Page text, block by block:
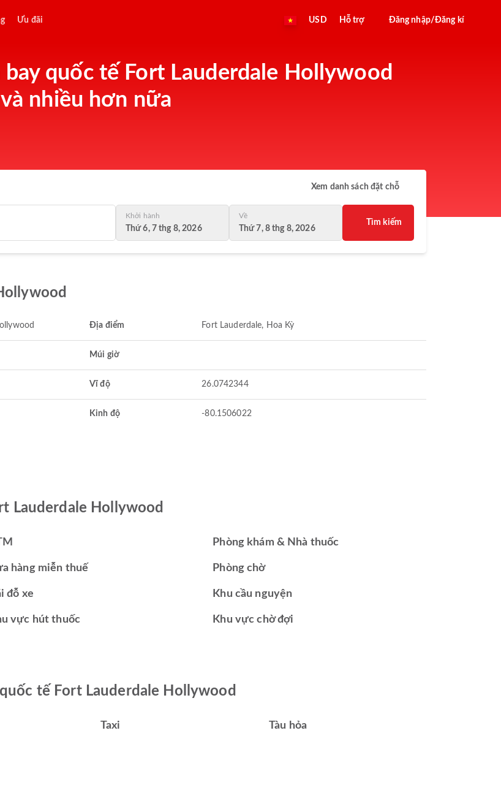
Ưu đãi USD Hỗ trợ Đăng nhập/Đăng kí
quốc tế Fort Lauderdale Hollywood
nhiều hơn nữa
Xem danh sách đặt chỗ
Khởi hành
Thứ 6, 7 thg 8, 2026
Về
Thứ 7, 8 thg 8, 2026
Tìm kiếm
Địa điểm Fort Lauderdale, Hoa Kỳ
Múi giờ
Vĩ độ 26.0742344
Kinh độ -80.1506022
Lauderdale Hollywood
Phòng khám & Nhà thuốc
hàng miễn thuế Phòng chờ
đỗ xe Khu cầu nguyện
vực hút thuốc Khu vực chờ đợi
tế Fort Lauderdale Hollywood
Taxi Tàu hỏa